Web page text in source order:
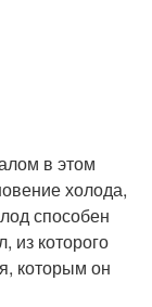
в этом
холода,
способен
из которого
которым он